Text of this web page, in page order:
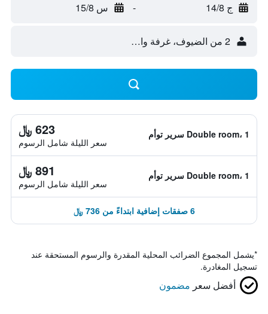
ج 14/8 - س 15/8
2 من الضيوف، غرفة واحدة
Double room، 1 سرير توأم 623 ﷼
سعر الليلة شامل الرسوم
Double room، 1 سرير توأم 891 ﷼
سعر الليلة شامل الرسوم
6 صفقات إضافية ابتداءً من 736 ﷼
*يشمل المجموع الضرائب المحلية المقدرة والرسوم المستحقة عند
تسجيل المغادرة.
أفضل سعر مضمون